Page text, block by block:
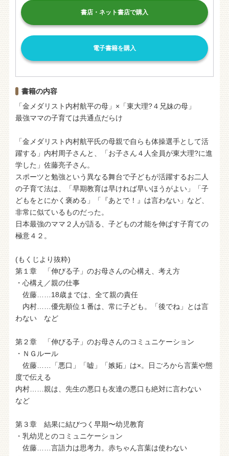
書店・ネット書店で購入
電子書籍を購入
書籍の内容
「金メダリスト内村航平の母」×「東大理?４兄妹の母」
最強ママの子育ては共通点だらけ
「金メダリスト内村航平氏の母親で自らも体操選手として活
躍する」内村周子さんと、「お子さん４人全員が東大理?に進
学した」佐藤亮子さん。
スポーツと勉強という異なる舞台で子どもが活躍するお二人
の子育て法は、「早期教育は早ければ早いほうがよい」「子
どもをとにかく褒める」「『あとで！』は言わない」など、
非常に似ているものだった。
日本最強のママ２人が語る、子どもの才能を伸ばす子育ての
極意４２。
(もくじより抜粋)
第１章 「伸びる子」のお母さんの心構え、考え方
・心構え／親の仕事
佐藤……18歳までは、全て親の責任
内村……優先順位１番は、常に子ども。「後でね」とは言
わない など
第２章 「伸びる子」のお母さんのコミュニケーション
・ＮＧルール
佐藤……「悪口」「嘘」「嫉妬」は×。日ごろから言葉や態
度で伝える
内村……親は、先生の悪口も友達の悪口も絶対に言わない
など
第３章 結果に結びつく早期〜幼児教育
・乳幼児とのコミュニケーション
佐藤……言語力は思考力。赤ちゃん言葉は使わない